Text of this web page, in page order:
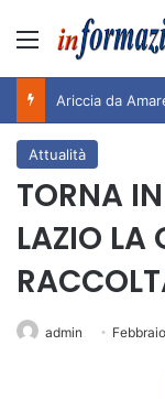
Menu
Attualità
TORNA
LAZIO LA
admin